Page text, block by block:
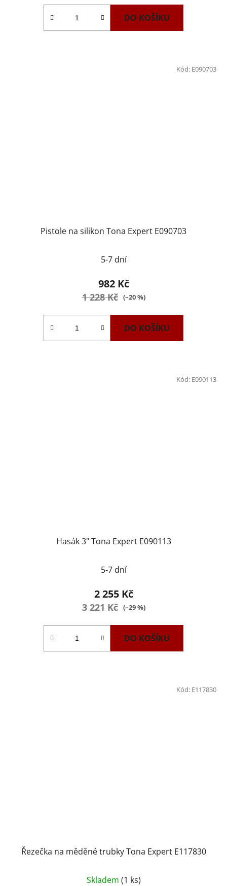
DO KOŠÍKU
Pistole na silikon Tona Expert E090703
hodnocení
produktu
je
5-7 dní
982 Kč
1 228 Kč (–20 %)
DO KOŠÍKU
Kód: E090703
Hasák 3" Tona Expert E090113
5-7 dní
2 255 Kč
3 221 Kč (–29 %)
DO KOŠÍKU
Kód: E090113
Řezečka na měděné trubky Tona Expert E117830
Skladem (1 ks)
Kód: E117830